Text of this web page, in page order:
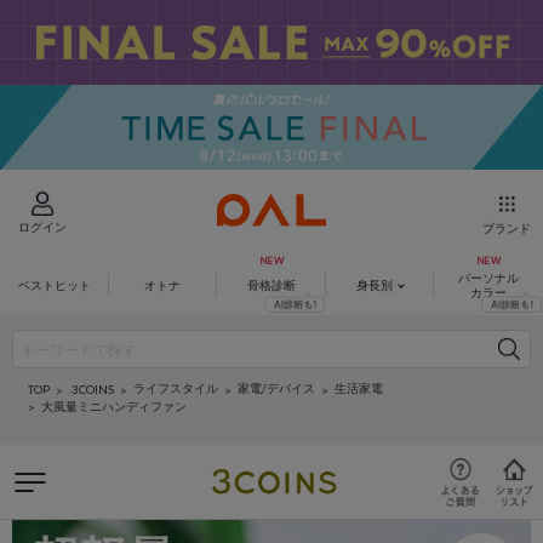
ログイン ブランド
ベストヒット オトナ 骨格診断 身長別
パーソナル
カラー
TOP 3COINS ライフスタイル 家電/デバイス
生活家電
大風量ミニハンディファン